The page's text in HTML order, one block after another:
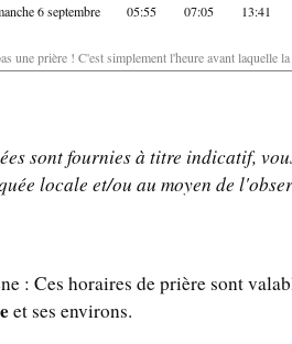
6 septembre 05:55 07:05 13:41
une prière ! C'est simplement l'heure avant laquelle
sont fournies à titre indicatif,
locale et/ou au moyen de
: Ces horaires de prière sont
et ses environs.